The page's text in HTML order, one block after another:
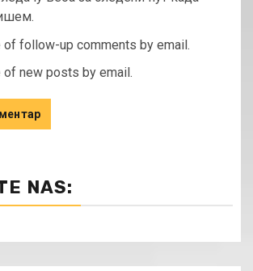
of follow-up comments by email.
of new posts by email.
NAS: